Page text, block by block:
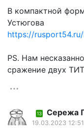
В компактной
Устюгова
https://
PS. Нам
сражение двух
13 Сережа
19.03.2023 12:51